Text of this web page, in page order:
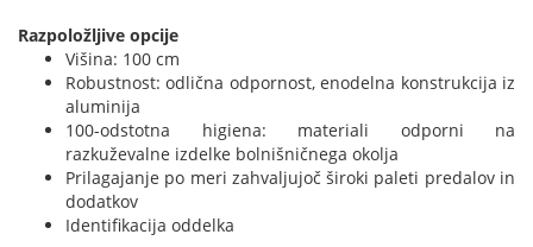
Razpoložljive opcije
Višina: 100 cm
Robustnost: odlična odpornost, enodelna konstrukcija iz
aluminija
100-odstotna higiena: materiali odporni na
razkuževalne izdelke bolnišničnega okolja
Prilagajanje po meri zahvaljujoč široki paleti predalov in
dodatkov
Identifikacija oddelka